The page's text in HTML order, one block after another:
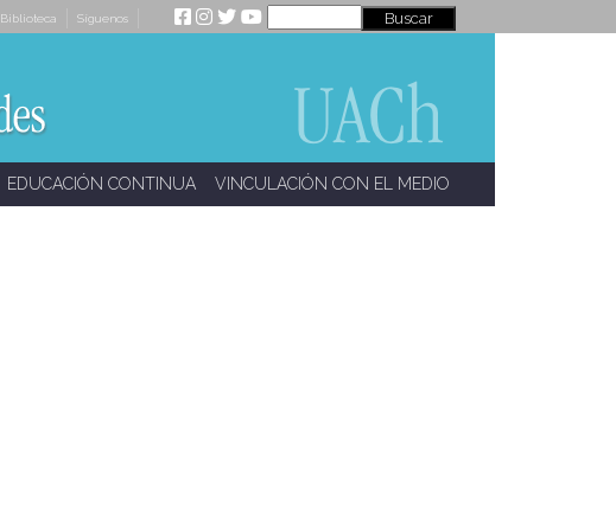
Biblioteca Síguenos
EDUCACIÓN CONTINUA VINCULACIÓN CON EL MEDIO